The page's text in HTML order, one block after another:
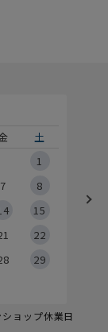
土
1
7
8
15
22
29
ョップ休業日